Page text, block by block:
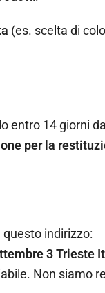
(es. scelta di
entro 14 giorni
per la
indirizzo:
3 Trieste
Non siamo